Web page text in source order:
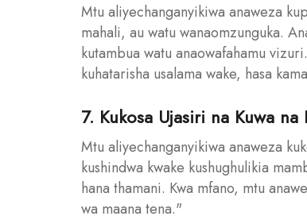
Mtu aliyechanganyikiwa anaweza
mahali, au watu wanaomzunguka.
kutambua watu anaowafahamu
kuhatarisha usalama wake, hasa
7. Kukosa Ujasiri na Kuwa
Mtu aliyechanganyikiwa anaweza
kushindwa kwake kushughulikia
hana thamani. Kwa mfano, mtu
wa maana tena."